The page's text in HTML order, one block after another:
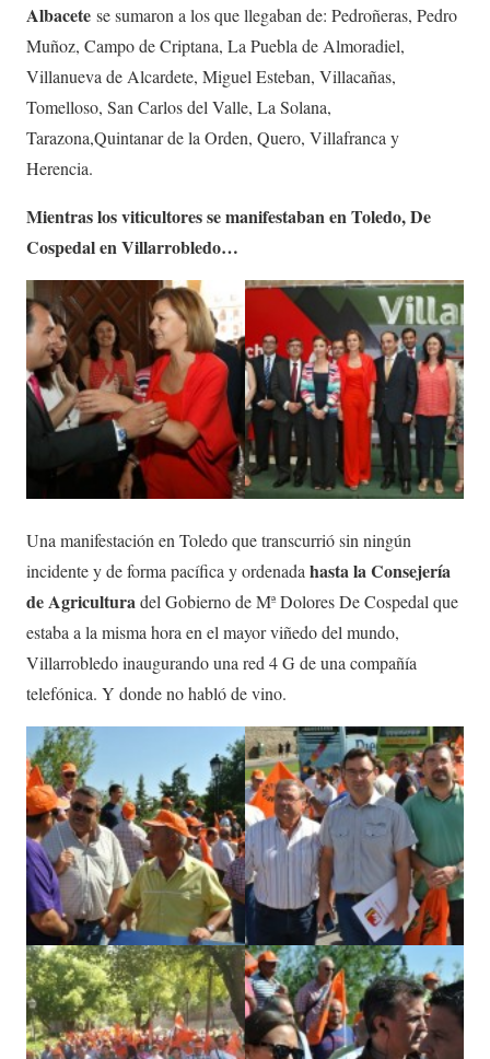
Albacete se sumaron a los que llegaban de: Pedroñeras, Pedro
Muñoz, Campo de Criptana, La Puebla de Almoradiel,
Villanueva de Alcardete, Miguel Esteban, Villacañas,
Tomelloso, San Carlos del Valle, La Solana,
Tarazona,Quintanar de la Orden, Quero, Villafranca y
Herencia.
Mientras los viticultores se manifestaban en Toledo, De
Cospedal en Villarrobledo…
Una manifestación en Toledo que transcurrió sin ningún
incidente y de forma pacífica y ordenada hasta la Consejería
de Agriculturadel Gobierno de Mª Dolores De Cospedal que
estaba a la misma hora en el mayor viñedo del mundo,
Villarrobledo inaugurando una red 4 G de una compañía
telefónica. Y donde no habló de vino.